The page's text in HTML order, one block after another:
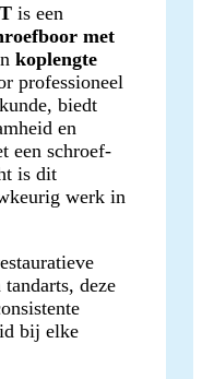
is een
met
koplengte
professioneel
biedt
en
een schroef-
is dit
werk in
deze
bij elke